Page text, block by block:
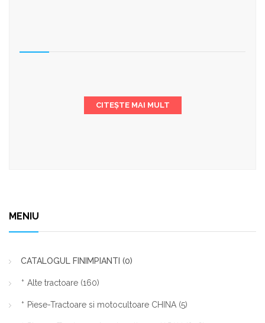
CITEȘTE MAI MULT
MENIU
CATALOGUL FINIMPIANTI (0)
Alte tractoare (160)
Piese-Tractoare si motocultoare CHINA (5)